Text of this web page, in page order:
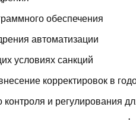
обеспечения
автоматизации
условиях санкций
корректировок в
и регулирования